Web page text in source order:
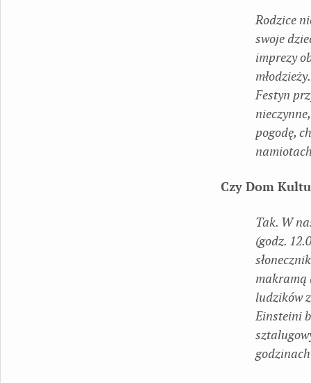
Rodzice
swoje
imprezy
Festyn
pogodę,
Czy Dom
Tak. W
(godz.
makramą
ludzików
Einsteini